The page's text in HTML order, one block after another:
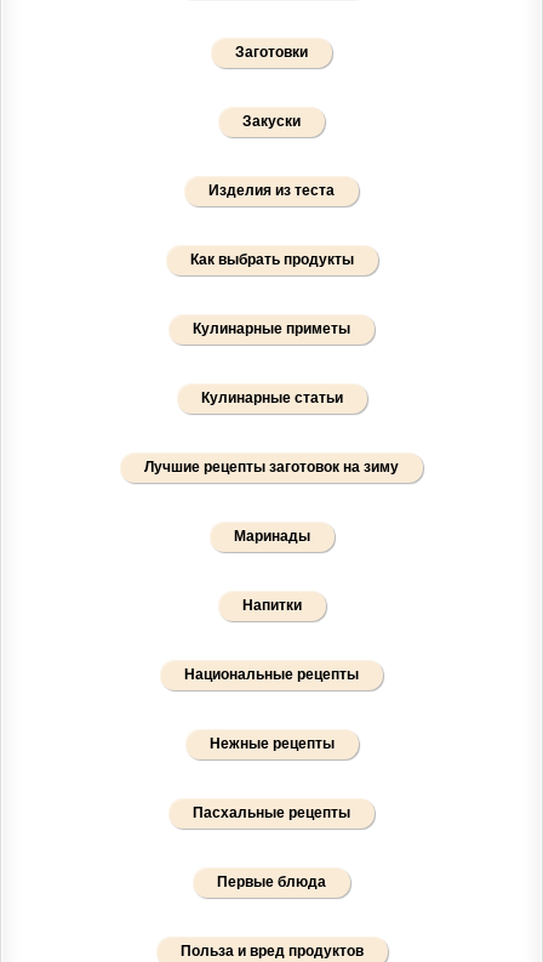
Заготовки
Закуски
Изделия из теста
Как выбрать продукты
Кулинарные приметы
Кулинарные статьи
Лучшие рецепты заготовок на зиму
Маринады
Напитки
Национальные рецепты
Нежные рецепты
Пасхальные рецепты
Первые блюда
Польза и вред продуктов